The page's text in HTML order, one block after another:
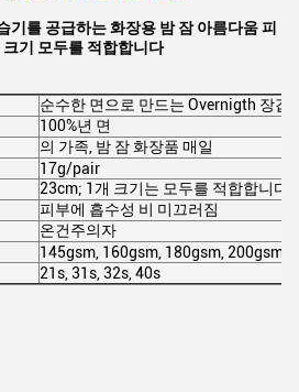
기를 공급하는 화장용 밤 잠 아름다움 피
크기 모두를 적합합니다
순수한 면으로 만드는 Overnigth 장갑
100%년 면
의 가족, 밤 잠 화장품 매일
17g/pair
23cm; 1개 크기는 모두를 적합합니다
피부에 흡수성 비 미끄러짐
온건주의자
145gsm, 160gsm, 180gsm, 200gsm,
21s, 31s, 32s, 40s